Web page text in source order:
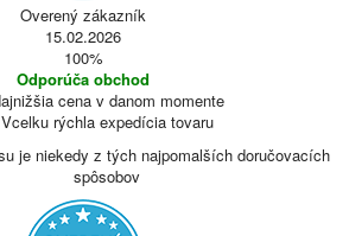
Overený zákazník
15.02.2026
100%
Odporúča obchod
cena v danom momente
Vcelku rýchla expedícia tovaru
je niekedy z tých najpomalších doručovacích
spôsobov